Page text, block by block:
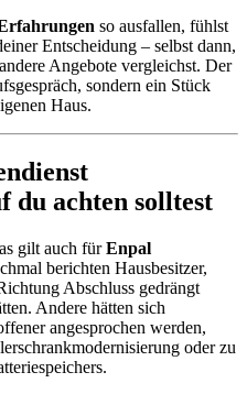
so ausfallen, fühlst
Entscheidung – selbst dann,
Angebote vergleichst. Der
sondern ein Stück
Haus.
du achten solltest
gilt auch fürEnpal
berichten Hausbesitzer,
Abschluss gedrängt
Andere hätten sich
angesprochen werden,
oder zu